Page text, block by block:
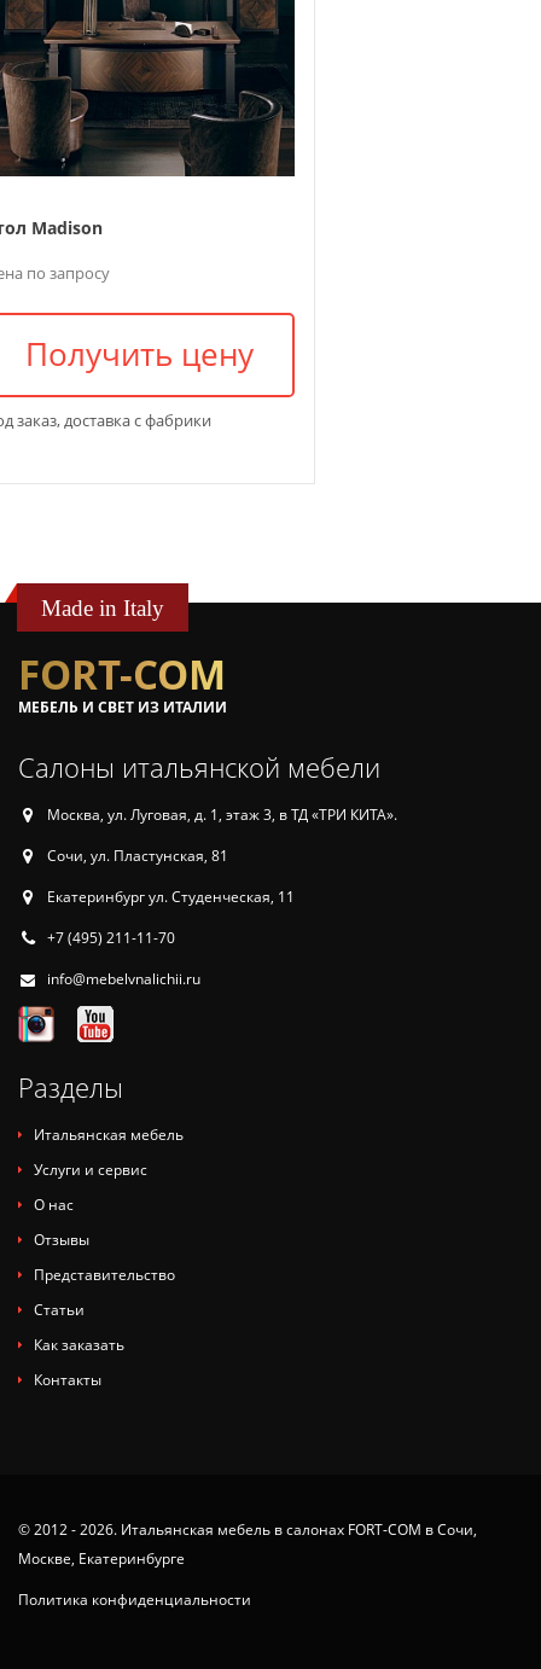
Madison
по запросу
Получить цену
заказ, доставка с фабрики
Made in Italy
FORT-COM
МЕБЕЛЬ И СВЕТ ИЗ ИТАЛИИ
Салоны итальянской мебели
Москва, ул. Луговая, д. 1, этаж 3, в ТД «ТРИ КИТА».
Сочи, ул. Пластунская, 81
Екатеринбург ул. Студенческая, 11
+7 (495) 211-11-70
info@mebelvnalichii.ru
Разделы
Итальянская мебель
Услуги и сервис
О нас
Отзывы
Представительство
Статьи
Как заказать
Контакты
© 2012 - 2026. Итальянская мебель в салонах FORT-COM в Сочи,
Москве, Екатеринбурге
Политика конфиденциальности